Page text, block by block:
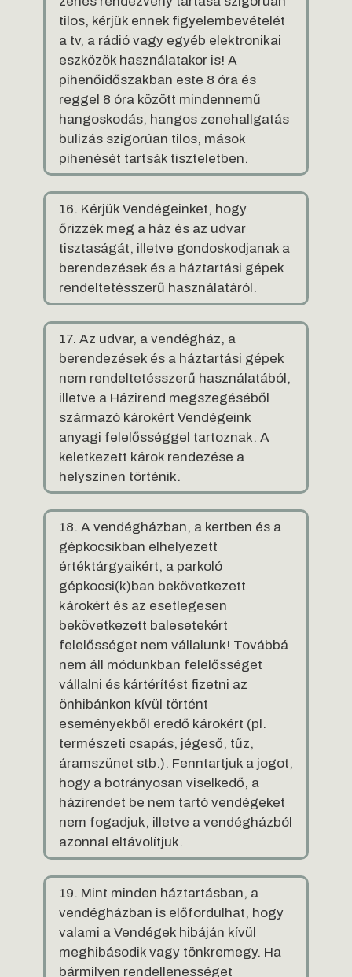
tilos, kérjük ennek figyelembevételét
a tv, a rádió vagy egyéb elektronikai
eszközök használatakor is! A
pihenőidőszakban este 8 óra és
reggel 8 óra között mindennemű
hangoskodás, hangos zenehallgatás
bulizás szigorúan tilos, mások
pihenését tartsák tiszteletben.
16. Kérjük Vendégeinket, hogy
őrizzék meg a ház és az udvar
tisztaságát, illetve gondoskodjanak a
berendezések és a háztartási gépek
rendeltetésszerű használatáról.
17. Az udvar, a vendégház, a
berendezések és a háztartási gépek
nem rendeltetésszerű használatából,
illetve a Házirend megszegéséből
származó károkért Vendégeink
anyagi felelősséggel tartoznak. A
keletkezett károk rendezése a
helyszínen történik.
18. A vendégházban, a kertben és a
gépkocsikban elhelyezett
értéktárgyaikért, a parkoló
gépkocsi(k)ban bekövetkezett
károkért és az esetlegesen
bekövetkezett balesetekért
felelősséget nem vállalunk! Továbbá
nem áll módunkban felelősséget
vállalni és kártérítést fizetni az
önhibánkon kívül történt
eseményekből eredő károkért (pl.
természeti csapás, jégeső, tűz,
áramszünet stb.). Fenntartjuk a jogot,
hogy a botrányosan viselkedő, a
házirendet be nem tartó vendégeket
nem fogadjuk, illetve a vendégházból
azonnal eltávolítjuk.
19. Mint minden háztartásban, a
vendégházban is előfordulhat, hogy
valami a Vendégek hibáján kívül
meghibásodik vagy tönkremegy. Ha
bármilyen rendellenességet